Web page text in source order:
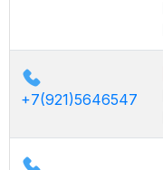
+7(921)5646547